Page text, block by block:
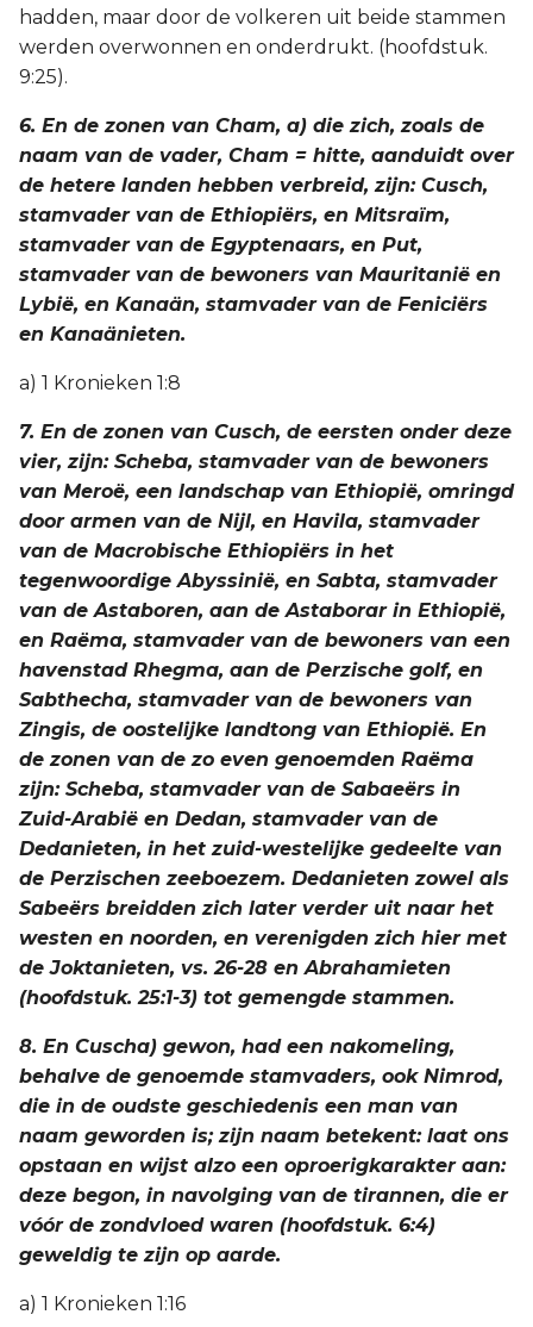
hadden, maar door de volkeren uit beide stammen
werden overwonnen en onderdrukt. (hoofdstuk.
9:25).
6. En de zonen van Cham, a) die zich, zoals de
naam van de vader, Cham = hitte, aanduidt over
de hetere landen hebben verbreid, zijn: Cusch,
stamvader van de Ethiopiërs, en Mitsraïm,
stamvader van de Egyptenaars, en Put,
stamvader van de bewoners van Mauritanië en
Lybië, en Kanaän, stamvader van de Feniciërs
en Kanaänieten.
a) 1 Kronieken 1:8
7. En de zonen van Cusch, de eersten onder deze
vier, zijn: Scheba, stamvader van de bewoners
van Meroë, een landschap van Ethiopië, omringd
door armen van de Nijl, en Havila, stamvader
van de Macrobische Ethiopiërs in het
tegenwoordige Abyssinië, en Sabta, stamvader
van de Astaboren, aan de Astaborar in Ethiopië,
en Raëma, stamvader van de bewoners van een
havenstad Rhegma, aan de Perzische golf, en
Sabthecha, stamvader van de bewoners van
Zingis, de oostelijke landtong van Ethiopië. En
de zonen van de zo even genoemden Raëma
zijn: Scheba, stamvader van de Sabaeërs in
Zuid-Arabië en Dedan, stamvader van de
Dedanieten, in het zuid-westelijke gedeelte van
de Perzischen zeeboezem. Dedanieten zowel als
Sabeërs breidden zich later verder uit naar het
westen en noorden, en verenigden zich hier met
de Joktanieten, vs. 26-28 en Abrahamieten
(hoofdstuk. 25:1-3) tot gemengde stammen.
8. En Cuscha) gewon, had een nakomeling,
behalve de genoemde stamvaders, ook Nimrod,
die in de oudste geschiedenis een man van
naam geworden is; zijn naam betekent: laat ons
opstaan en wijst alzo een oproerigkarakter aan:
deze begon, in navolging van de tirannen, die er
vóór de zondvloed waren (hoofdstuk. 6:4)
geweldig te zijn op aarde.
a) 1 Kronieken 1:16